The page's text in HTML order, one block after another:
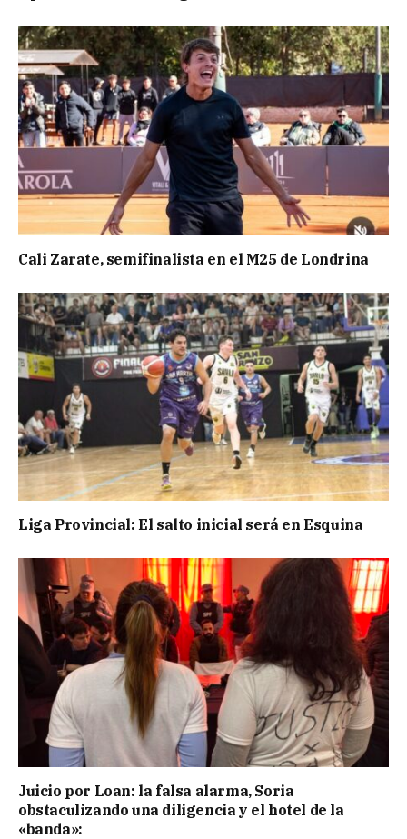
Cali Zarate, semifinalista en el M25 de Londrina
Liga Provincial: El salto inicial será en Esquina
Juicio por Loan: la falsa alarma, Soria
obstaculizando una diligencia y el hotel de la
«banda»: